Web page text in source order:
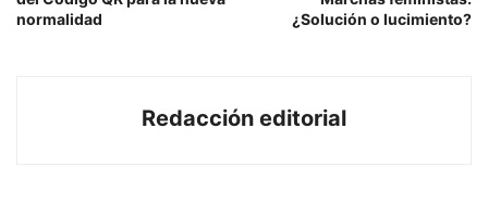
normalidad
¿Solución o lucimiento?
Redacción editorial